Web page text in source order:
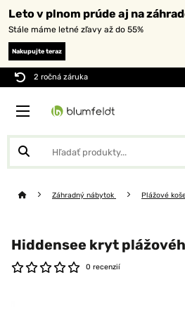
Leto v plnom prúde aj na
Stále máme letné zľavy až do 55%
Nakupujte teraz
2 ročná záruka
Záhradný nábytok Plážové
Hiddensee kryt
0 recenzií